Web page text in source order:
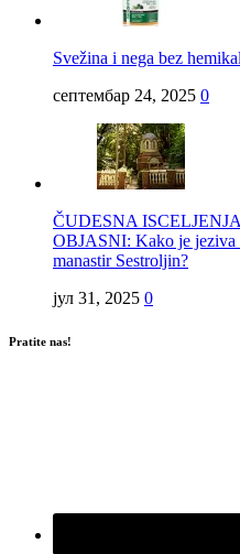
Svežina i nega bez
септембар 24, 2025 0
ČUDESNA
OBJASNI: Kako je jeziva
manastir Sestroljin?
јул 31, 2025 0
Pratite nas!